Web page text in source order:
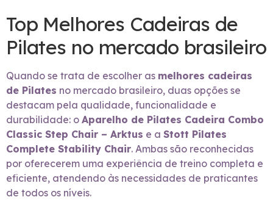
Top Melhores Cadeiras de
Pilates no mercado brasileiro
Quando se trata de escolher as melhores cadeiras
de Pilates no mercado brasileiro, duas opções se
destacam pela qualidade, funcionalidade e
durabilidade: o Aparelho de Pilates Cadeira Combo
Classic Step Chair – Arktus e a Stott Pilates
Complete Stability Chair. Ambas são reconhecidas
por oferecerem uma experiência de treino completa e
eficiente, atendendo às necessidades de praticantes
de todos os níveis.